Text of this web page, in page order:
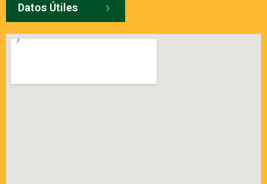
Datos Útiles